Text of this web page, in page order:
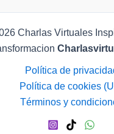
Charlas Virtuales
Política de
Política de cookies
Términos y